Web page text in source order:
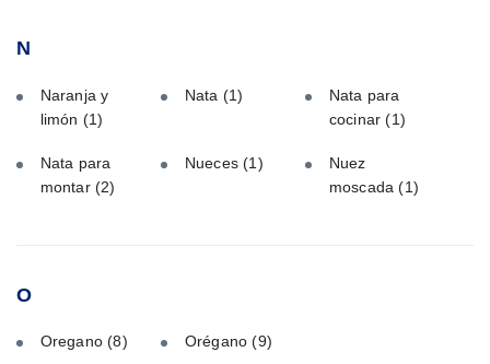
N
Naranja y
limón (1)
Nata (1)
Nata para
cocinar(1)
Nata para
montar (2)
Nueces(1)
Nuez
moscada(1)
O
Oregano(8) Orégano(9)